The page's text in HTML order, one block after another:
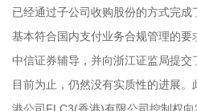
已经通过子公司收购股份的方式完成
基本符合国内支付业务合规管理的
中信证券辅导，并向浙江证监局提交
目前为止，仍然没有实质性的进展